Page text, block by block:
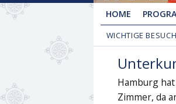
HOME
WICHTIGE
Hamburg
Zimmer, da